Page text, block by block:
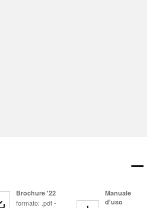
Brochure '22
formato: .pdf -
Manuale
d'uso